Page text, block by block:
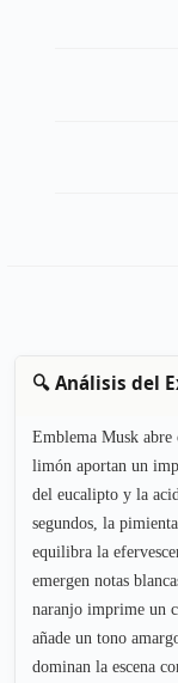
🔍 Análisis del
Emblema Musk
limón aportan un
del eucalipto y la
segundos, la
equilibra la
emergen notas
naranjo imprime un
añade un tono
dominan la escena